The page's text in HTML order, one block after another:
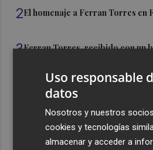
2El homenaje a Ferran Torres en
3Ferran Torres, recibido con un
Foios se vuelca con Ferran
La serie murciana
peluche malhablado y gamberro
redes: así es 'Yván y Lolo'
Uso responsable
datos
Nosotros y nuestros
cookies y tecnologías
almacenar y acceder a